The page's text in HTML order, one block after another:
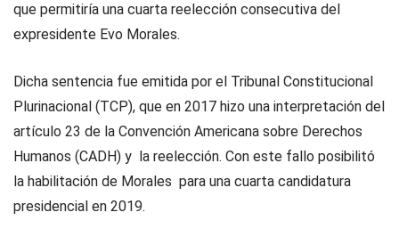
que permitiría una cuarta reelección consecutiva del
expresidente Evo Morales.
Dicha sentencia fue emitida por el Tribunal Constitucional
Plurinacional (TCP), que en 2017 hizo una interpretación del
artículo 23 de la Convención Americana sobre Derechos
Humanos (CADH) y la reelección. Con este fallo posibilitó
la habilitación de Morales para una cuarta candidatura
presidencial en 2019.